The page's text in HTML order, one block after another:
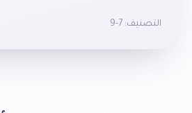
التصنيف: 7-9